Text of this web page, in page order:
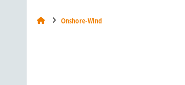
Onshore-Wind